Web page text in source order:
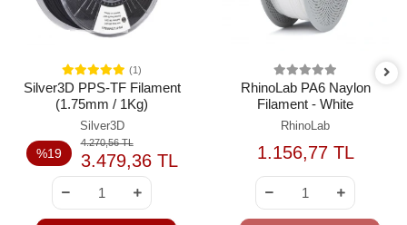
(1)
Silver3D PPS-TF Filament
(1.75mm / 1Kg)
Silver3D
%19
4.270,56 TL
3.479,36 TL
RhinoLab PA6 Naylon
Filament - White
RhinoLab
1.156,77 TL